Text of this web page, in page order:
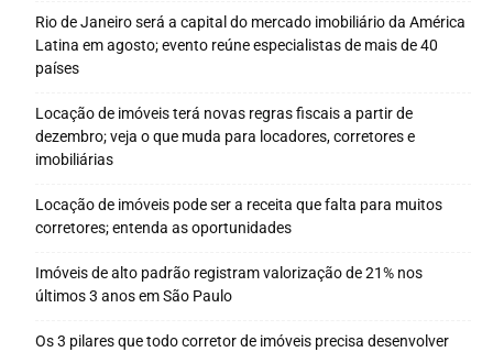
Rio de Janeiro será a capital do mercado imobiliário da América
Latina em agosto; evento reúne especialistas de mais de 40
países
Locação de imóveis terá novas regras fiscais a partir de
dezembro; veja o que muda para locadores, corretores e
imobiliárias
Locação de imóveis pode ser a receita que falta para muitos
corretores; entenda as oportunidades
Imóveis de alto padrão registram valorização de 21% nos
últimos 3 anos em São Paulo
Os 3 pilares que todo corretor de imóveis precisa desenvolver